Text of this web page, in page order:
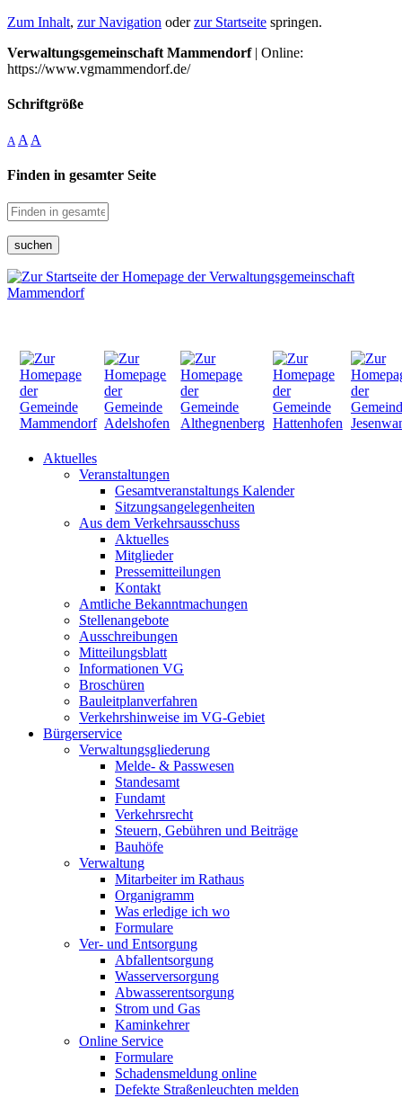
Zum Inhalt, zur Navigation oderzur Startseite springen.
Verwaltungsgemeinschaft Mammendorf| Online:
https://www.vgmammendorf.de/
Schriftgröße
A A A
Finden in gesamter Seite
suchen
Aktuelles
Veranstaltungen
Gesamtveranstaltungs Kalender
Sitzungsangelegenheiten
Aus dem Verkehrsausschuss
Aktuelles
Mitglieder
Pressemitteilungen
Kontakt
Amtliche Bekanntmachungen
Stellenangebote
Ausschreibungen
Mitteilungsblatt
Informationen VG
Broschüren
Bauleitplanverfahren
Verkehrshinweise im VG-Gebiet
Bürgerservice
Verwaltungsgliederung
Melde- & Passwesen
Standesamt
Fundamt
Verkehrsrecht
Steuern, Gebühren und Beiträge
Bauhöfe
Verwaltung
Mitarbeiter im Rathaus
Organigramm
Was erledige ich wo
Formulare
Ver- und Entsorgung
Abfallentsorgung
Wasserversorgung
Abwasserentsorgung
Strom und Gas
Kaminkehrer
Online Service
Formulare
Schadensmeldung online
Defekte Straßenleuchten melden